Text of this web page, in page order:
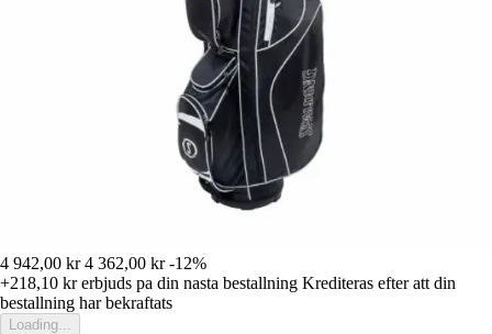
4 942,00 kr 4 362,00 kr -12%
+218,10 krerbjuds pa din nasta bestallning Krediteras efter att din
bestallning har bekraftats
Loading...